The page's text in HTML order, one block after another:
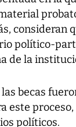
consideran
político-
de la
becas
este
políticos.